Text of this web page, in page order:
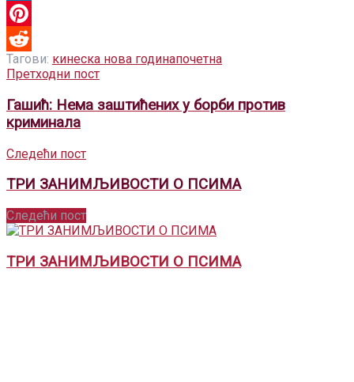
LinkedIn
Pinterest
Reddit
Тагови: кинеска нова годинапочетна
Претходни пост
Гашић: Нема заштићених у борби против
криминала
Следећи пост
ТРИ ЗАНИМЉИВОСТИ О ПСИМА
Следећи пост
ТРИ ЗАНИМЉИВОСТИ О ПСИМА